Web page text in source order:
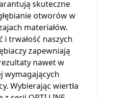
skuteczne
otworów w
materiałów.
i trwałość naszych
zapewniają
nawet w
wymagających
Wybierając wiertła